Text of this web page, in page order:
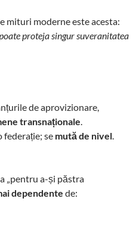
mituri moderne este acesta:
proteja singur suveranitatea
de aprovizionare,
transnaționale
se mută de nivel
„pentru a-și păstra
dependente de: